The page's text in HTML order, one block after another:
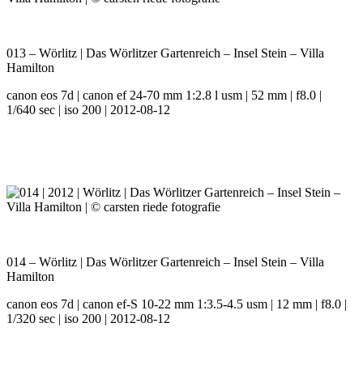
013 – Wörlitz | Das Wörlitzer Gartenreich – Insel Stein – Villa
Hamilton
canon eos 7d | canon ef 24-70 mm 1:2.8 l usm | 52 mm | f8.0 |
1/640 sec | iso 200 | 2012-08-12
014 – Wörlitz | Das Wörlitzer Gartenreich – Insel Stein – Villa
Hamilton
canon eos 7d | canon ef-S 10-22 mm 1:3.5-4.5 usm | 12 mm | f8.0 |
1/320 sec | iso 200 | 2012-08-12